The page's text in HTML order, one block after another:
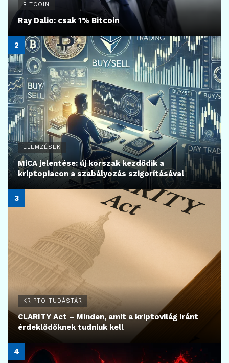
BITCOIN
Ray Dalio: csak 1% Bitcoin
ELEMZÉSEK
MiCA jelentése: új korszak kezdődik a
kriptopiacon a szabályozás szigorításával
KRIPTO TUDÁSTÁR
CLARITY Act – Minden, amit a kriptovilág iránt
érdeklődőknek tudniuk kell